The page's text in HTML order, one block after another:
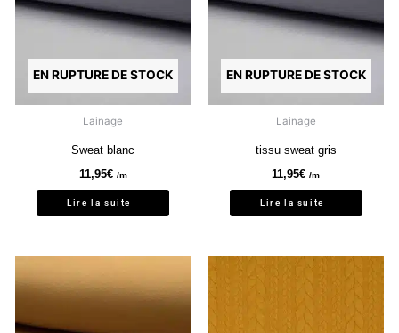
EN RUPTURE DE STOCK
Lainage
Sweat blanc
11,95€ /m
Lire la suite
EN RUPTURE DE STOCK
Lainage
tissu sweat gris
11,95€ /m
Lire la suite